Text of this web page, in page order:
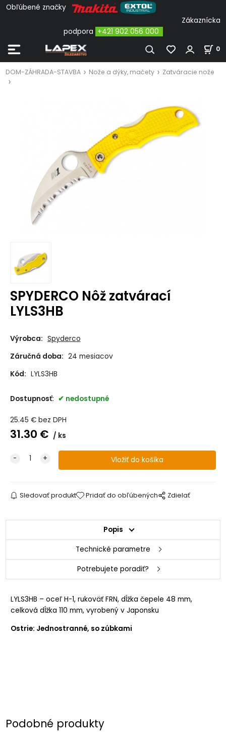
Obľúbené značky
Zákaznícka
podpora +421 902 056 000
0
DOM-ZÁHRADA-STAVBA Nože a dýky, mačety Zatváracie nože
SPYDERCO Nôž zatvárací
LYLS3HB
Výrobca: Spyderco
Záručná doba: 24 mesiacov
Kód: LYLS3HB
Dostupnosť: nedostupné
25.45 € bez DPH
31.30 € ks
Sledovať produkt Pridať do obľúbených Zdielať
Popis
Technické parametre
Potrebujete poradiť?
LYLS3HB – oceľ H-1, rukoväť FRN, dĺžka čepele 48 mm,
celková dĺžka 110 mm, vyrobený v Japonsku
Ostrie: Jednostranné, so zúbkami
Podobné produkty